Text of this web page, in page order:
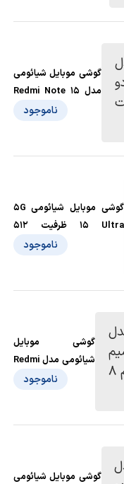
گوشی موبایل شیائومی
مدل Redmi Note 15
Pro 4G دو سیم کارت
ناموجود
گوشی موبايل شیائومی 5G
15 Ultra ظرفیت 512
ناموجود
گوشی موبایل
شیائومی مدل Redmi
Note 14 Pro 4G دوناموجود
گوشی موبایل شیائومی